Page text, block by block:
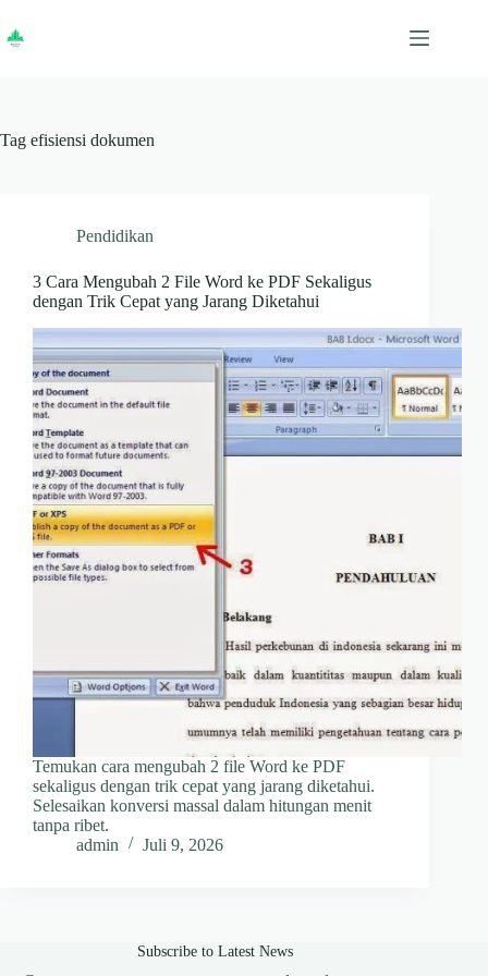
content
Tag efisiensi dokumen
Pendidikan
3 Cara Mengubah 2 File Word ke PDF Sekaligus
dengan Trik Cepat yang Jarang Diketahui
Temukan cara mengubah 2 file Word ke PDF
sekaligus dengan trik cepat yang jarang diketahui.
Selesaikan konversi massal dalam hitungan menit
tanpa ribet.
admin
Juli 9, 2026
Subscribe to Latest News